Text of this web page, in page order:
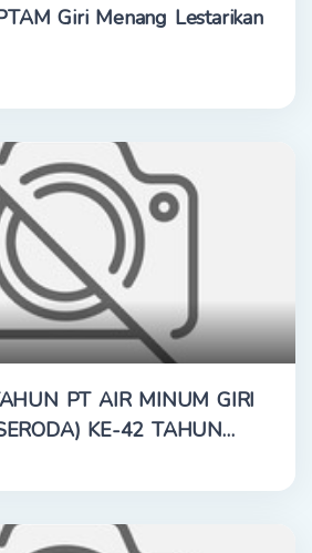
Giri Menang Lestarikan
PT AIR MINUM GIRI
KE-42 TAHUN